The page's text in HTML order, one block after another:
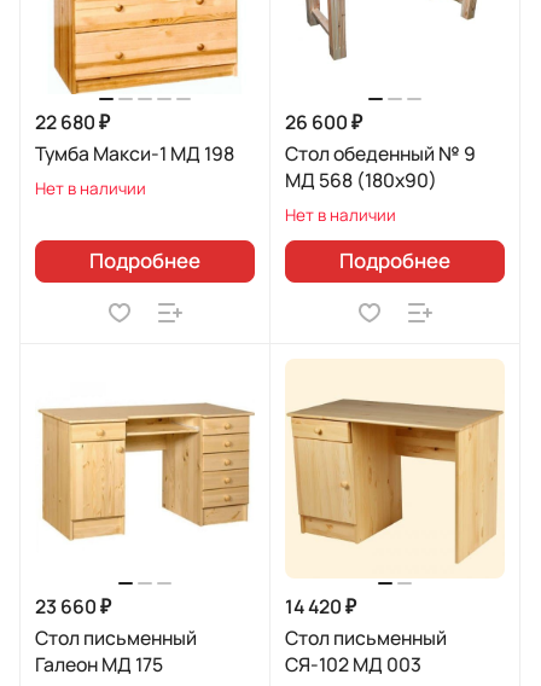
22 680 ₽
Тумба Макси-1 МД 198
Нет в наличии
Подробнее
26 600 ₽
Стол обеденный № 9
МД 568 (180х90)
Нет в наличии
Подробнее
23 660 ₽
Стол письменный
Галеон МД 175
14 420 ₽
Стол письменный
СЯ-102 МД 003